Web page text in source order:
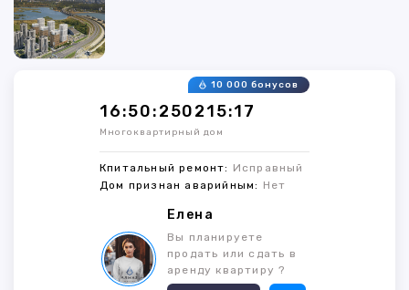
16:50:250215:17
10 000 бонусов
Многоквартирный дом
Кпитальный ремонт: Исправный
Дом признан аварийным: Нет
Елена
Вы планируете
продать или сдать в
аренду квартиру ?